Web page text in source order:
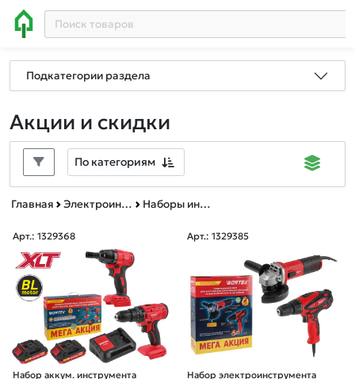
Подкатегории раздела
Акции и скидки
По категориям
Главная Электроинструменты BULL, MOLOT, WORTEX, ФИОЛЕНТ Наборы инструмента
Арт.: 1329368
Набор аккум. инструмента
Арт.: 1329385
Набор электроинструмента